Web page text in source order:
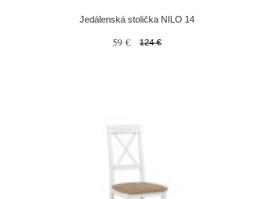
Jedálenská stolička NILO 14
59 € 124 €